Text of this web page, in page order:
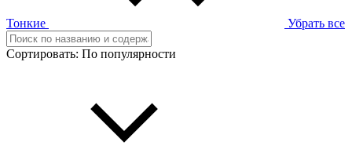
Тонкие Убрать все
Сортировать: По популярности